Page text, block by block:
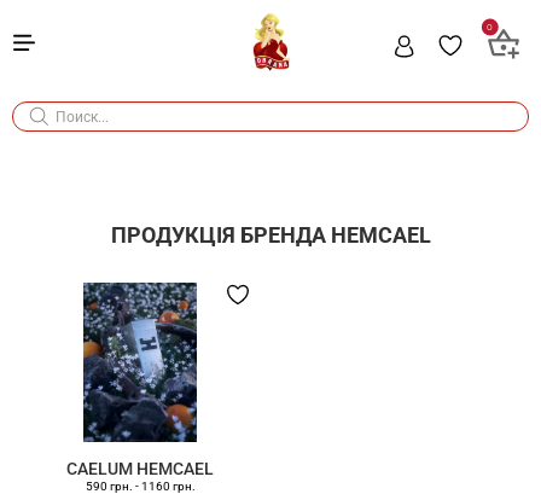
0
ПРОДУКЦІЯ БРЕНДА HEMCAEL
CAELUM HEMCAEL
590 грн. -1160 грн.